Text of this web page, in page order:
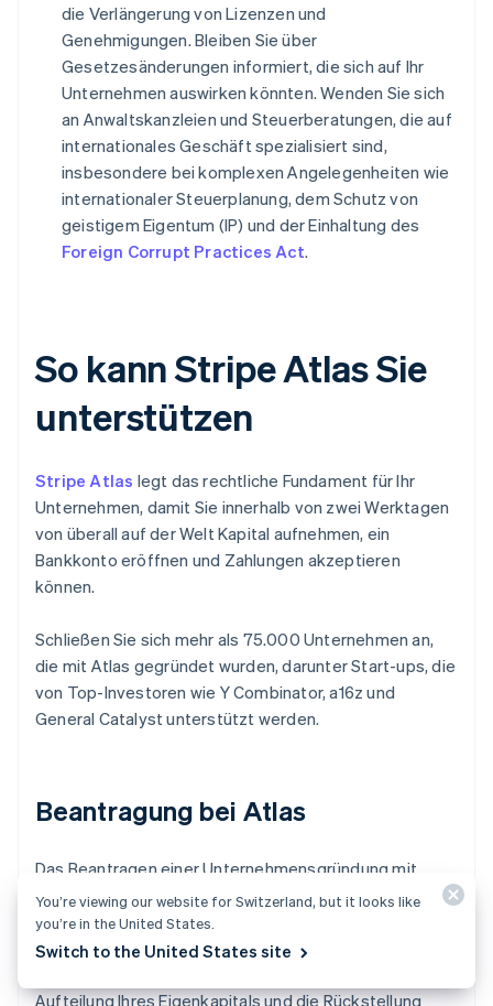
die Verlängerung von Lizenzen und
Genehmigungen. Bleiben Sie über
Gesetzesänderungen informiert, die sich auf Ihr
Unternehmen auswirken könnten. Wenden Sie sich
an Anwaltskanzleien und Steuerberatungen, die auf
internationales Geschäft spezialisiert sind,
insbesondere bei komplexen Angelegenheiten wie
internationaler Steuerplanung, dem Schutz von
geistigem Eigentum (IP) und der Einhaltung des
Foreign Corrupt Practices Act.
So kann Stripe Atlas Sie
unterstützen
Stripe Atlas legt das rechtliche Fundament für Ihr
Unternehmen, damit Sie innerhalb von zwei Werktagen
von überall auf der Welt Kapital aufnehmen, ein
Bankkonto eröffnen und Zahlungen akzeptieren
können.
Schließen Sie sich mehr als 75.000 Unternehmen an,
die mit Atlas gegründet wurden, darunter Start-ups, die
von Top-Investoren wie Y Combinator, a16z und
General Catalyst unterstützt werden.
Beantragung bei Atlas
Das Beantragen einer Unternehmensgründung mit
Atlas dauert weniger als 10 Minuten. Sie wählen Ihre
Unternehmensstruktur aus, erfahren sofort, ob Ihr
Unternehmensname verfügbar ist, und fügen bis zu vier
Aufteilung Ihres Eigenkapitals und die Rückstellung
You’re viewing our website for Switzerland, but it looks like
you’re in the United States.
Switch to the United States site